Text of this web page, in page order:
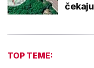
čekaju
TOP TEME: